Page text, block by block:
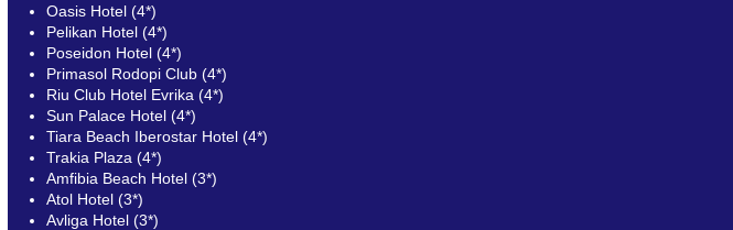
Oasis Hotel (4*)
Pelikan Hotel (4*)
Poseidon Hotel (4*)
Primasol Rodopi Club (4*)
Riu Club Hotel Evrika (4*)
Sun Palace Hotel (4*)
Tiara Beach Iberostar Hotel (4*)
Trakia Plaza (4*)
Amfibia Beach Hotel (3*)
Atol Hotel (3*)
Avliga Hotel (3*)